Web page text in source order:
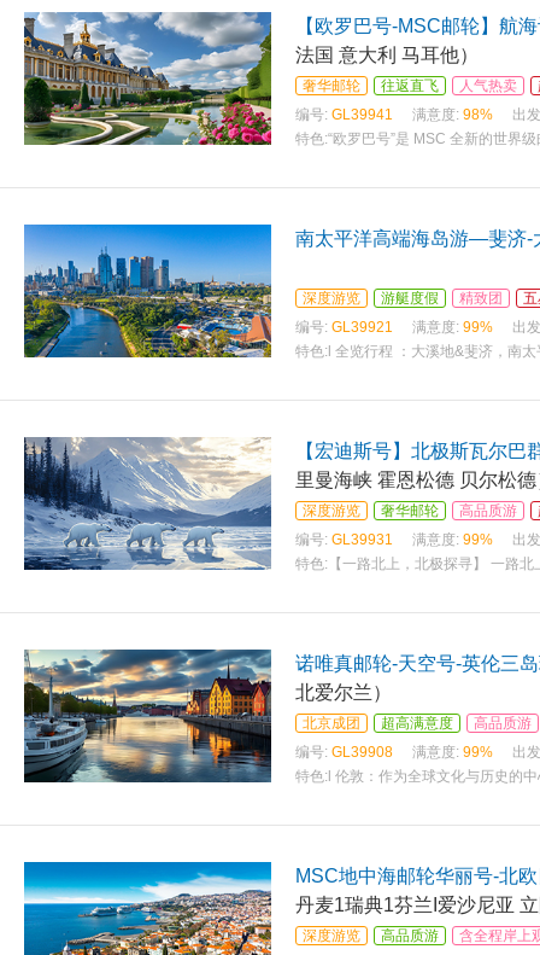
【欧罗巴号-MSC邮轮】航
法国 意大利 马耳他）
奢华邮轮 往返直飞 人气热卖
编号: GL39941 满意度: 98%
出
特色:“欧罗巴号”是 MSC 全新的世界
南太平洋高端海岛游—斐济-
深度游览 游艇度假 精致团
编号: GL39921 满意度: 99%
出
特色: l 全览行程 ：大溪地&斐济，南
【宏迪斯号】北极斯瓦尔巴
里曼海峡 霍恩松德 贝尔松德
深度游览 奢华邮轮 高品质游
编号: GL39931 满意度: 99%
出
特色: 【一路北上，北极探寻】 一路
诺唯真邮轮-天空号-英伦三
北爱尔兰）
北京成团 超高满意度
高品质游
编号: GL39908 满意度: 99%
出
特色: l 伦敦：作为全球文化与历史的
MSC地中海邮轮华丽号-北
丹麦1瑞典1芬兰I爱沙尼亚
深度游览 高品质游
含全程岸上